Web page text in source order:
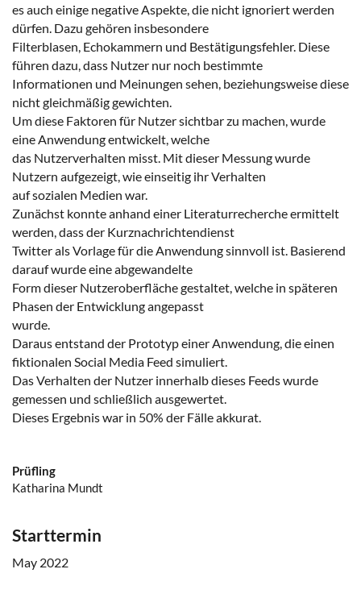
es auch einige negative Aspekte, die nicht ignoriert werden
dürfen. Dazu gehören insbesondere
Filterblasen, Echokammern und Bestätigungsfehler. Diese
führen dazu, dass Nutzer nur noch bestimmte
Informationen und Meinungen sehen, beziehungsweise diese
nicht gleichmäßig gewichten.
Um diese Faktoren für Nutzer sichtbar zu machen, wurde
eine Anwendung entwickelt, welche
das Nutzerverhalten misst. Mit dieser Messung wurde
Nutzern aufgezeigt, wie einseitig ihr Verhalten
auf sozialen Medien war.
Zunächst konnte anhand einer Literaturrecherche ermittelt
werden, dass der Kurznachrichtendienst
Twitter als Vorlage für die Anwendung sinnvoll ist. Basierend
darauf wurde eine abgewandelte
Form dieser Nutzeroberfläche gestaltet, welche in späteren
Phasen der Entwicklung angepasst
wurde.
Daraus entstand der Prototyp einer Anwendung, die einen
fiktionalen Social Media Feed simuliert.
Das Verhalten der Nutzer innerhalb dieses Feeds wurde
gemessen und schließlich ausgewertet.
Dieses Ergebnis war in 50% der Fälle akkurat.
Prüfling
Katharina Mundt
Starttermin
May 2022